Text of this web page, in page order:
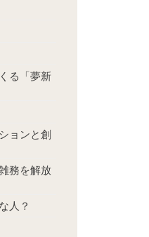
る「夢新
ョンと創
務を解放
人？